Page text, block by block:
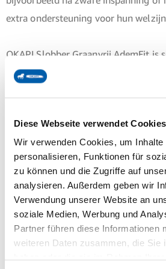
Diese Webseite verwendet Cookies
Wir verwenden Cookies, um Inhalte
personalisieren, Funktionen für
zu können und die Zugriffe auf
analysieren. Außerdem geben wir
Verwendung unserer Website an
soziale Medien, Werbung und
Partner führen diese Informationen
weiteren Daten zusammen, die Sie
extra ondersteuning voor hun
OKAPI Slobber Graanvrij AdemFit is
voor paarden die een graanvrije
zorgvuldig geselecteerde kruiden
zwarte komijn, pepermunt en cistus.
voor paarden die, vooral bij
luchtvochtigheid of stress, een
aanvulling moeten krijgen – volledig
Is OKAPI Slobber Graanvrij